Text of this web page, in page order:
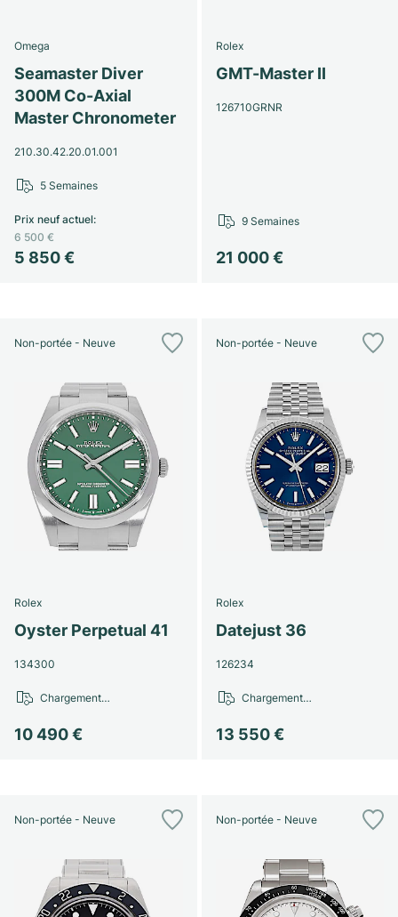
Omega
Seamaster Diver
300M Co-Axial
Master Chronometer
210.30.42.20.01.001
5 850 €
Prix neuf actuel:
6 500 €
5 Semaines
Rolex
GMT-Master II
126710GRNR
21 000 €
9 Semaines
Non-portée - Neuve
Rolex
Oyster Perpetual 41
134300
10 490 €
Chargement…
Non-portée - Neuve
Rolex
Datejust 36
126234
13 550 €
Chargement…
Non-portée - Neuve Non-portée - Neuve